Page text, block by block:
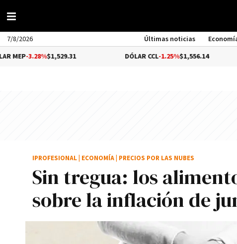
7/8/2026 Últimas noticias
$1,529.31 -1.25%$1,556.14
Sin tregua: los
sobre la inflación de
IPROFESIONAL ECONOMÍA PRECIOS POR LAS NUBES